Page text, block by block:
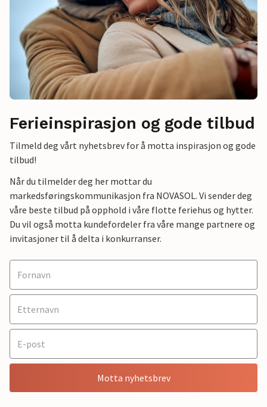
Ferieinspirasjon og gode tilbud
Tilmeld deg vårt nyhetsbrev for å motta inspirasjon og gode
tilbud!
Når du tilmelder deg her mottar du
markedsføringskommunikasjon fra NOVASOL. Vi sender deg
våre beste tilbud på opphold i våre flotte feriehus og hytter.
Du vil også motta kundefordeler fra våre mange partnere og
invitasjoner til å delta i konkurranser.
Motta nyhetsbrev